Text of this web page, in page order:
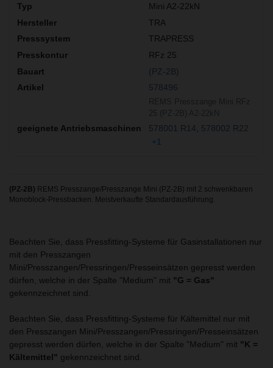
Mini A2-22kN
TRA
TRAPRESS
RFz 25
(PZ-2B)
578496
578001 R14
578002 R22
+1
(PZ-2B) REMS Presszange/Presszange Mini (PZ-2B) mit 2 schwenkbaren
Monoblock-Pressbacken. Meistverkaufte Standardausführung.
Beachten Sie, dass Pressfitting-Systeme für Gasinstallationen nur
mit den Presszangen
Mini/Presszangen/Pressringen/Presseinsätzen gepresst werden
dürfen, welche in der Spalte "Medium" mit "G = Gas"
gekennzeichnet sind.
Beachten Sie, dass Pressfitting-Systeme für Kältemittel nur mit
den Presszangen Mini/Presszangen/Pressringen/Presseinsätzen
gepresst werden dürfen, welche in der Spalte "Medium" mit "K =
Kältemittel" gekennzeichnet sind.